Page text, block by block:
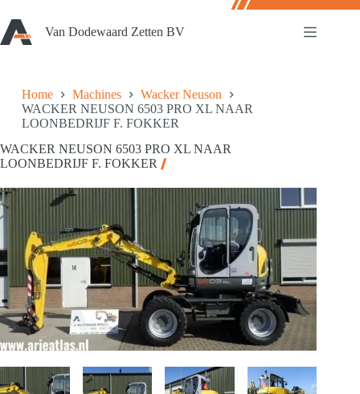
naar
de
inhoud
Van Dodewaard Zetten BV
Home Machines
Wacker Neuson
WACKER NEUSON 6503 PRO XL NAAR
LOONBEDRIJF F. FOKKER
WACKER NEUSON 6503 PRO XL NAAR
LOONBEDRIJF F. FOKKER